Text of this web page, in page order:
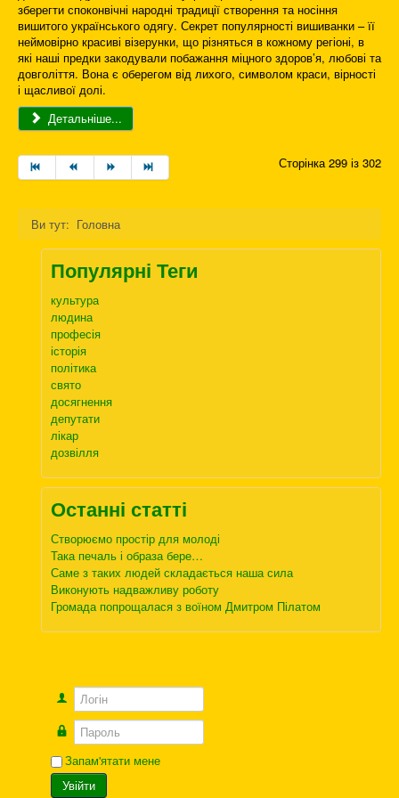
зберегти споконвічні народні традиції створення та носіння
вишитого українського одягу. Секрет популярності вишиванки – її
неймовірно красиві візерунки, що різняться в кожному регіоні, в
які наші предки закодували побажання міцного здоров’я, любові та
довголіття. Вона є оберегом від лихого, символом краси, вірності
і щасливої долі.
Детальніше...
Сторінка 299 із 302
Ви тут: Головна
Популярні Теги
культура
людина
професія
історія
політика
свято
досягнення
депутати
лікар
дозвілля
Останні статті
Створюємо простір для молоді
Така печаль і образа бере…
Саме з таких людей складається наша сила
Виконують надважливу роботу
Громада попрощалася з воїном Дмитром Пілатом
Логін
Пароль
Запам'ятати мене
Увійти